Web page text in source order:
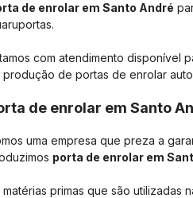
de enrolar em Santo André
com atendimento disponível
produção de portas de enrolar
de enrolar em Santo
uma empresa que preza a
porta de enrolar em
matérias primas que são utilizadas